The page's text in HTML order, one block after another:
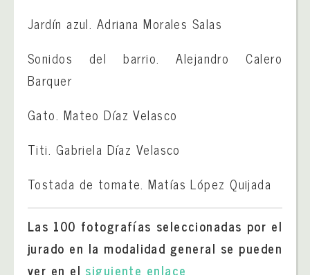
Jardín azul. Adriana Morales Salas
Sonidos del barrio. Alejandro Calero
Barquer
Gato. Mateo Díaz Velasco
Titi. Gabriela Díaz Velasco
Tostada de tomate. Matías López Quijada
Las 100 fotografías seleccionadas por el
jurado en la modalidad general se pueden
ver en el siguiente enlace